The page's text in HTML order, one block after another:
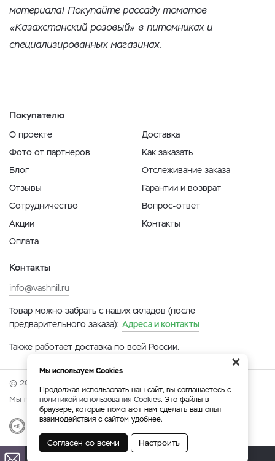
материала! Покупайте рассаду томатов
«Казахстанский розовый» в питомниках и
специализированных магазинах.
Покупателю
О проекте
Фото от партнеров
Блог
Отзывы
Сотрудничество
Акции
Оплата
Доставка
Как заказать
Отслеживание заказа
Гарантии и возврат
Вопрос-ответ
Контакты
Контакты
info@vashnil.ru
Товар можно забрать с наших складов (после
предварительного заказа): Адреса и контакты
Также работает доставка по всей России.
© 2026 Онлайн-ярмарка ВАСХНиЛ.
Мы принимаем:
Разработка Веб-аналитика
×
Мы используем Cookies
Продолжая использовать наш сайт, вы соглашаетесь с
политикой использования Cookies. Это файлы в
браузере, которые помогают нам сделать ваш опыт
взаимодействия с сайтом удобнее.
Согласен со всеми Настроить